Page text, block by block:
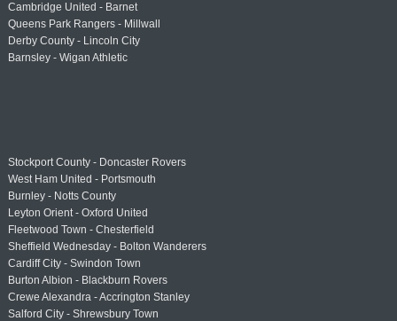
Cambridge United - Barnet
Queens Park Rangers - Millwall
Derby County - Lincoln City
Barnsley - Wigan Athletic
Stockport County - Doncaster Rovers
West Ham United - Portsmouth
Burnley - Notts County
Leyton Orient - Oxford United
Fleetwood Town - Chesterfield
Sheffield Wednesday - Bolton Wanderers
Cardiff City - Swindon Town
Burton Albion - Blackburn Rovers
Crewe Alexandra - Accrington Stanley
Salford City - Shrewsbury Town